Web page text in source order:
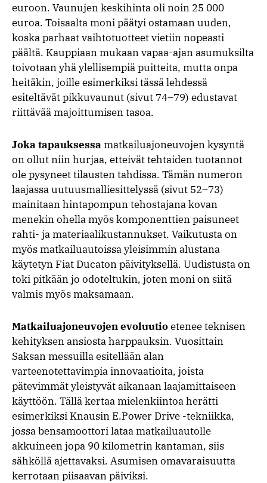
euroon. Vaunujen keskihinta oli noin 25 000
euroa. Toisaalta moni päätyi ostamaan uuden,
koska parhaat vaihtotuotteet vietiin nopeasti
päältä. Kauppiaan mukaan vapaa-ajan asumuksilta
toivotaan yhä ylellisempiä puitteita, mutta onpa
heitäkin, joille esimerkiksi tässä lehdessä
esiteltävät pikkuvaunut (sivut 74–79) edustavat
riittävää majoittumisen tasoa.
Joka tapauksessa matkailuajoneuvojen kysyntä
on ollut niin hurjaa, etteivät tehtaiden tuotannot
ole pysyneet tilausten tahdissa. Tämän numeron
laajassa uutuusmalliesittelyssä (sivut 52–73)
mainitaan hintapompun tehostajana kovan
menekin ohella myös komponenttien paisuneet
rahti- ja materiaalikustannukset. Vaikutusta on
myös matkailuautoissa yleisimmin alustana
käytetyn Fiat Ducaton päivityksellä. Uudistusta on
toki pitkään jo odoteltukin, joten moni on siitä
valmis myös maksamaan.
Matkailuajoneuvojen evoluutioetenee teknisen
kehityksen ansiosta harppauksin. Vuosittain
Saksan messuilla esitellään alan
varteenotettavimpia innovaatioita, joista
pätevimmät yleistyvät aikanaan laajamittaiseen
käyttöön. Tällä kertaa mielenkiintoa herätti
esimerkiksi Knausin E.Power Drive -tekniikka,
jossa bensamoottori lataa matkailuautolle
akkuineen jopa 90 kilometrin kantaman, siis
sähköllä ajettavaksi. Asumisen omavaraisuutta
kerrotaan piisaavan päiviksi.